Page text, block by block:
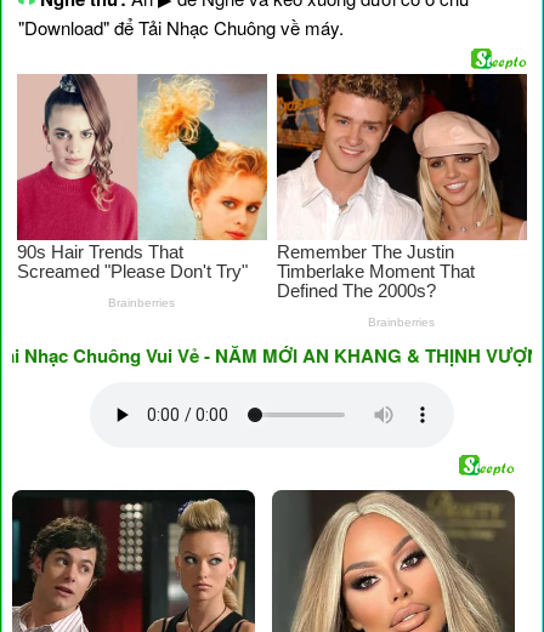
"Download" để Tải Nhạc Chuông về máy.
Chuông Vui Vẻ - NĂM MỚI AN KHANG & THỊNH VƯỢNG ♥